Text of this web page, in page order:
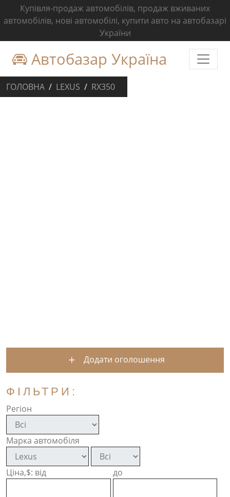
Купівля-продаж автомобілів, продаж вживаних
автомобілів, нові автомобілі, купити авто на автобазарі
України
Автобазар Україна
ГОЛОВНА LEXUS RX350
Додати оголошення
ФІЛЬТРИ:
Регіон
Марка автомобіля
Ціна,$: від до